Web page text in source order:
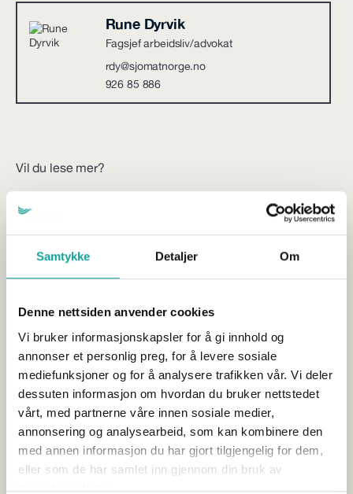
Samtykke Detaljer Om
Denne nettsiden anvender cookies
Vi bruker informasjonskapsler for å gi innhold og
annonser et personlig preg, for å levere sosiale
mediefunksjoner og for å analysere trafikken vår. Vi deler
dessuten informasjon om hvordan du bruker nettstedet
vårt, med partnerne våre innen sosiale medier,
annonsering og analysearbeid, som kan kombinere den
med annen informasjon du har gjort tilgjengelig for dem,
eller som de har samlet inn gjennom din bruk av
tjenestene deres.
Rune Dyrvik
Fagsjef arbeidsliv/advokat
rdy@sjomatnorge.no
926 85 886
Vil du lese mer?
Tariffoppgjøret 2026 – nye satser